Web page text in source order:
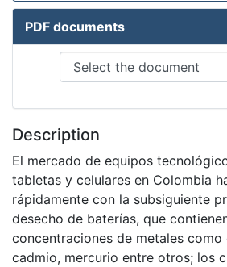
PDF documents
Description
El mercado de equipos
tabletas y celulares en Colombia
rápidamente con la subsiguiente
desecho de baterías, que
concentraciones de metales como
cadmio, mercurio entre otros; los